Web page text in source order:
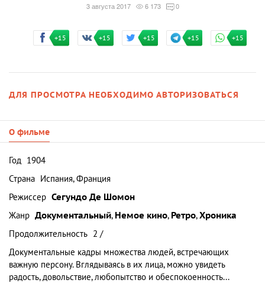
3 августа 2017 6 173 0
+15 +15 +15 +15 +15
ДЛЯ ПРОСМОТРА НЕОБХОДИМО АВТОРИЗОВАТЬСЯ
О фильме
Год 1904
Страна Испания, Франция
Режиссер Сегундо Де Шомон
Жанр Документальный, Немое кино, Ретро,Хроника
Продолжительность 2 /
Документальные кадры множества людей, встречающих
важную персону. Вглядываясь в их лица, можно увидеть
радость, довольствие, любопытство и обеспокоенность...